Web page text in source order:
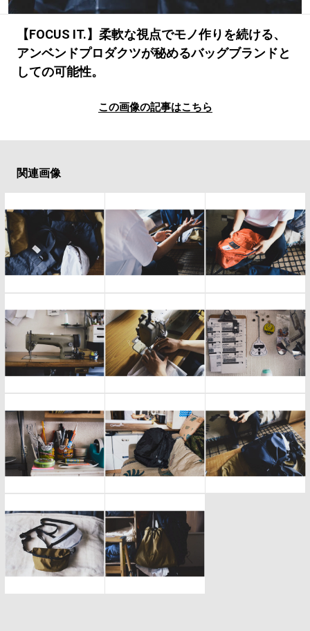
#ととけん #FASHION #MUSIC
#LIFESTYLE #SNEAKER #OUTDOOR
#SPORTS #HANDSOME HANDBOOK
【FOCUS IT.】柔軟な視点でモノ作りを続ける、
アンベンドプロダクツが秘めるバッグブランドと
しての可能性。
この画像の記事はこちら
関連画像